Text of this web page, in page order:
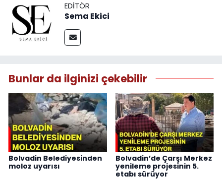
EDITÖR
Sema Ekici
Bunlar da ilginizi çekebilir
Bolvadin Belediyesinden
moloz uyarısı
Bolvadin’de Çarşı Merkez
yenileme projesinin 5.
etabı sürüyor